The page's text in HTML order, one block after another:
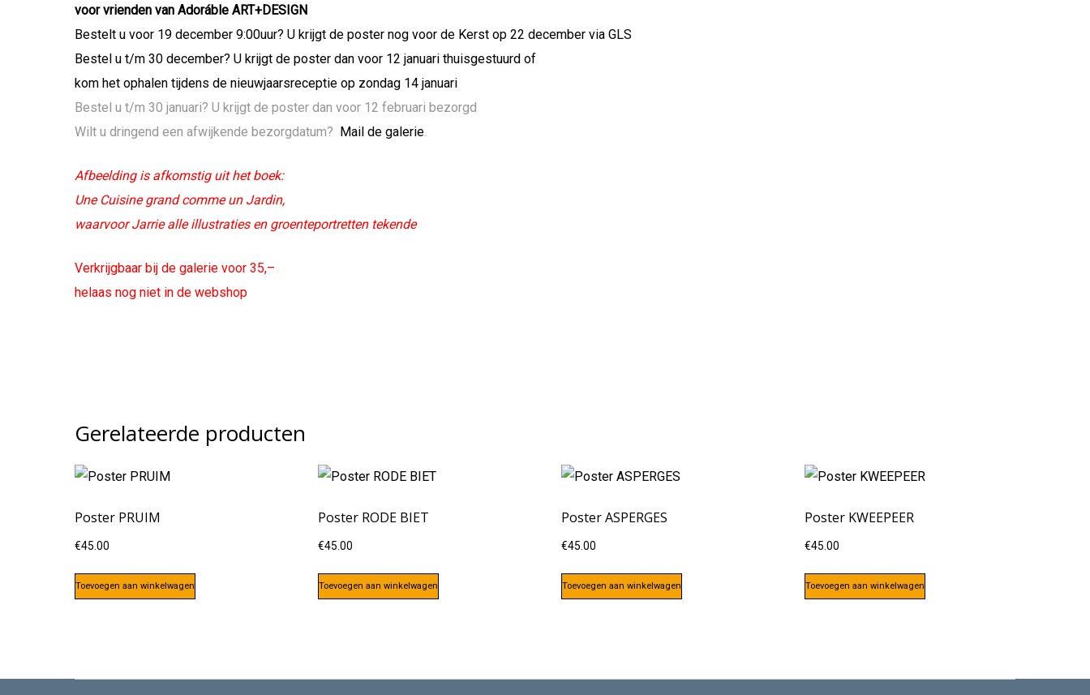
voor vrienden van Adoráble ART+DESIGN
Bestelt u voor 19 december 9:00uur? U krijgt de poster nog voor de Kerst op 22 december via GLS
Bestel u t/m 30 december? U krijgt de poster dan voor 12 januari thuisgestuurd of
kom het ophalen tijdens de nieuwjaarsreceptie op zondag 14 januari
Bestel u t/m 30 januari? U krijgt de poster dan voor 12 februari bezorgd
Wilt u dringend een afwijkende bezorgdatum? Mail de galerie
Afbeelding is afkomstig uit het boek:
Une Cuisine grand comme un Jardin,
waarvoor Jarrie alle illustraties en groenteportretten tekende
Verkrijgbaar bij de galerie voor 35,–
helaas nog niet in de webshop
Gerelateerde producten
Poster PRUIM
€45.00
Toevoegen aan winkelwagen
Poster RODE BIET
€45.00
Toevoegen aan winkelwagen
Poster ASPERGES
€45.00
Toevoegen aan winkelwagen
Poster KWEEPEER
€45.00
Toevoegen aan winkelwagen